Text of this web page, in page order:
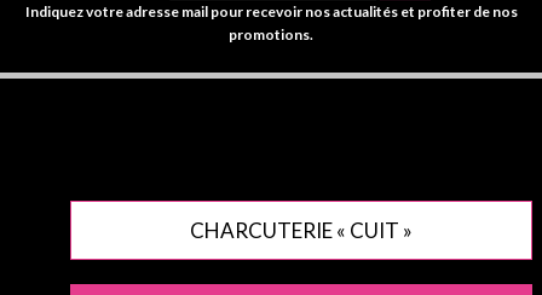
Indiquez votre adresse mail pour recevoir nos actualités et profiter de nos
promotions.
CHARCUTERIE « CUIT »